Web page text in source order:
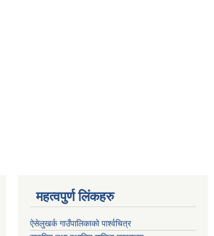
महत्वपुर्ण लिंकहरु
ऐसेलुखर्क गाउँपालिकाको पार्श्वचित्र